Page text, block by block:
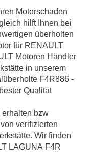
Motorschaden
hilft Ihnen bei
überholten
für RENAULT
Motoren Händler
in unserem
F4R886 -
Qualität
erhalten bzw
verifizierten
Wir finden
LAGUNA F4R